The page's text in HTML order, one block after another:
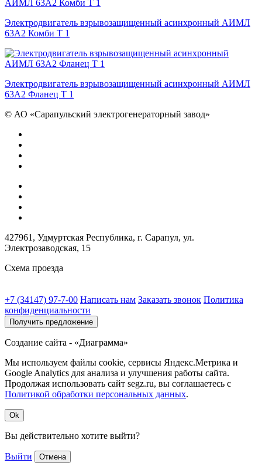
Электродвигатель взрывозащищенный асинхронный АИМЛ
63А2 Комби Т 1
Электродвигатель взрывозащищенный асинхронный АИМЛ
63А2 Фланец Т 1
© АО «Сарапульский электрогенераторный завод»
427961, Удмуртская Республика, г. Сарапул, ул.
Электрозаводская, 15
Схема проезда
+7 (34147) 97-7-00 Написать нам Заказать звонок Политика
конфиденциальности
Получить предложение
Создание сайта - «Диаграмма»
Мы используем файлы cookie, сервисы Яндекс.Метрика и
Google Analytics для анализа и улучшения работы сайта.
Продолжая использовать сайт segz.ru, вы соглашаетесь с
Политикой обработки персональных данных.
Ok
Вы действительно хотите выйти?
Выйти Отмена